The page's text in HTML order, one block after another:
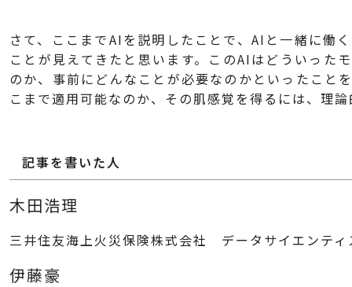
さて、ここまでAIを説明したことで、AIと一緒に働
ことが見えてきたと思います。このAIはどういった
のか、事前にどんなことが必要なのかといったこと
こまで適用可能なのか、その肌感覚を得るには、理
記事を書いた人
木田浩理
三井住友海上火災保険株式会社 データサイエンティ
伊藤豪